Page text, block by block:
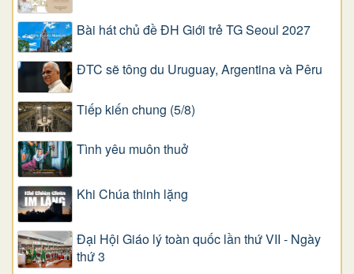
Bài hát chủ đề ĐH Giới trẻ TG Seoul 2027
ĐTC sẽ tông du Uruguay, Argentina và Pêru
Tiếp kiến chung (5/8)
Tình yêu muôn thuở
Khi Chúa thinh lặng
Đại Hội Giáo lý toàn quốc lần thứ VII - Ngày
thứ 3